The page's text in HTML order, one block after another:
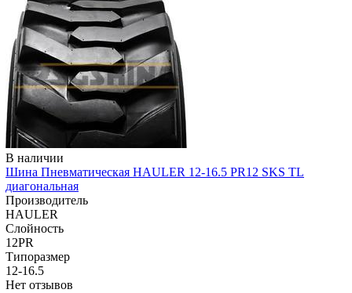
В наличии
Шина Пневматическая HAULER 12-16.5 PR12 SKS TL
диагональная
Производитель
HAULER
Слойность
12PR
Типоразмер
12-16.5
Нет отзывов